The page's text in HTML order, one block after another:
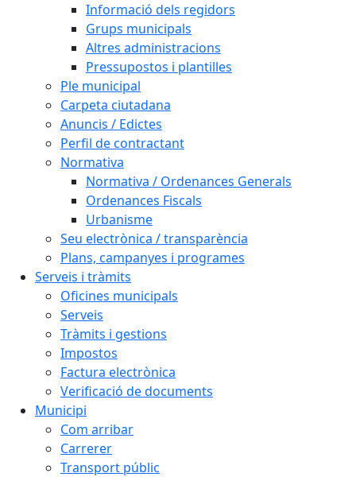
Informació dels regidors
Grups municipals
Altres administracions
Pressupostos i plantilles
Ple municipal
Carpeta ciutadana
Anuncis / Edictes
Perfil de contractant
Normativa
Normativa / Ordenances Generals
Ordenances Fiscals
Urbanisme
Seu electrònica / transparència
Plans, campanyes i programes
Serveis i tràmits
Oficines municipals
Serveis
Tràmits i gestions
Impostos
Factura electrònica
Verificació de documents
Municipi
Com arribar
Carrerer
Transport públic